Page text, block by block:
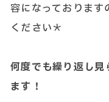
容になっております
ください＊
何度でも繰り返し
ます！